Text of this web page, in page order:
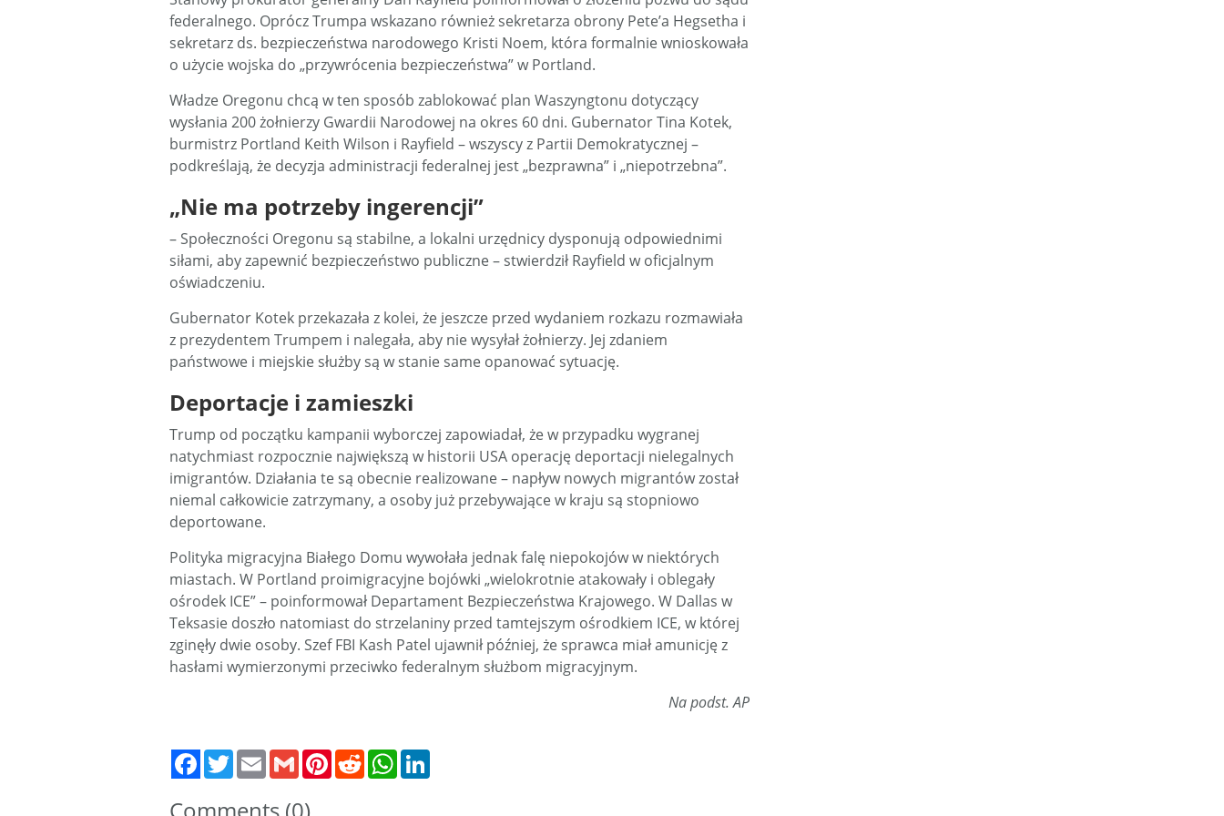
federalnego. Oprócz Trumpa wskazano również sekretarza obrony Pete’a Hegsetha i
sekretarz ds. bezpieczeństwa narodowego Kristi Noem, która formalnie wnioskowała
o użycie wojska do „przywrócenia bezpieczeństwa” w Portland.
Władze Oregonu chcą w ten sposób zablokować plan Waszyngtonu dotyczący
wysłania 200 żołnierzy Gwardii Narodowej na okres 60 dni. Gubernator Tina Kotek,
burmistrz Portland Keith Wilson i Rayfield – wszyscy z Partii Demokratycznej –
podkreślają, że decyzja administracji federalnej jest „bezprawna” i „niepotrzebna”.
„Nie ma potrzeby ingerencji”
– Społeczności Oregonu są stabilne, a lokalni urzędnicy dysponują odpowiednimi
siłami, aby zapewnić bezpieczeństwo publiczne – stwierdził Rayfield w oficjalnym
oświadczeniu.
Gubernator Kotek przekazała z kolei, że jeszcze przed wydaniem rozkazu rozmawiała
z prezydentem Trumpem i nalegała, aby nie wysyłał żołnierzy. Jej zdaniem
państwowe i miejskie służby są w stanie same opanować sytuację.
Deportacje i zamieszki
Trump od początku kampanii wyborczej zapowiadał, że w przypadku wygranej
natychmiast rozpocznie największą w historii USA operację deportacji nielegalnych
imigrantów. Działania te są obecnie realizowane – napływ nowych migrantów został
niemal całkowicie zatrzymany, a osoby już przebywające w kraju są stopniowo
deportowane.
Polityka migracyjna Białego Domu wywołała jednak falę niepokojów w niektórych
miastach. W Portland proimigracyjne bojówki „wielokrotnie atakowały i oblegały
ośrodek ICE” – poinformował Departament Bezpieczeństwa Krajowego. W Dallas w
Teksasie doszło natomiast do strzelaniny przed tamtejszym ośrodkiem ICE, w której
zginęły dwie osoby. Szef FBI Kash Patel ujawnił później, że sprawca miał amunicję z
hasłami wymierzonymi przeciwko federalnym służbom migracyjnym.
Na podst. AP
TwitterEmail Gmail PinterestRedditWhatsApp